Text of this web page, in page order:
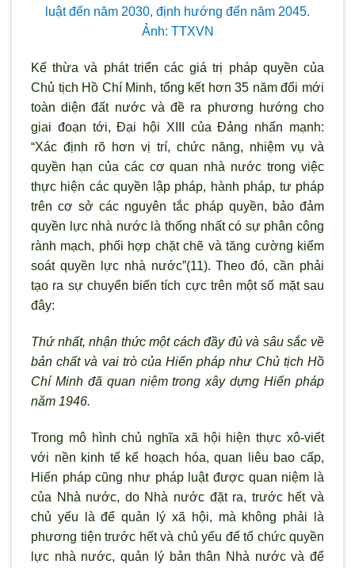
luật đến năm 2030, định hướng đến năm 2045.
Ảnh: TTXVN
Kế thừa và phát triển các giá trị pháp quyền của
Chủ tịch Hồ Chí Minh, tổng kết hơn 35 năm đổi mới
toàn diện đất nước và đề ra phương hướng cho
giai đoạn tới, Đại hội XIII của Đảng nhấn mạnh:
“Xác định rõ hơn vị trí, chức năng, nhiệm vụ và
quyền hạn của các cơ quan nhà nước trong việc
thực hiện các quyền lập pháp, hành pháp, tư pháp
trên cơ sở các nguyên tắc pháp quyền, bảo đảm
quyền lực nhà nước là thống nhất có sự phân công
rành mạch, phối hợp chặt chẽ và tăng cường kiểm
soát quyền lực nhà nước”(11). Theo đó, cần phải
tạo ra sự chuyển biến tích cực trên một số mặt sau
đây:
Thứ nhất, nhận thức một cách đầy đủ và sâu sắc về
bản chất và vai trò của Hiến pháp như Chủ tịch Hồ
Chí Minh đã quan niệm trong xây dựng Hiến pháp
năm 1946.
Trong mô hình chủ nghĩa xã hội hiện thực xô-viết
với nền kinh tế kế hoạch hóa, quan liêu bao cấp,
Hiến pháp cũng như pháp luật được quan niệm là
của Nhà nước, do Nhà nước đặt ra, trước hết và
chủ yếu là để quản lý xã hội, mà không phải là
phương tiện trước hết và chủ yếu để tổ chức quyền
lực nhà nước, quản lý bản thân Nhà nước và để